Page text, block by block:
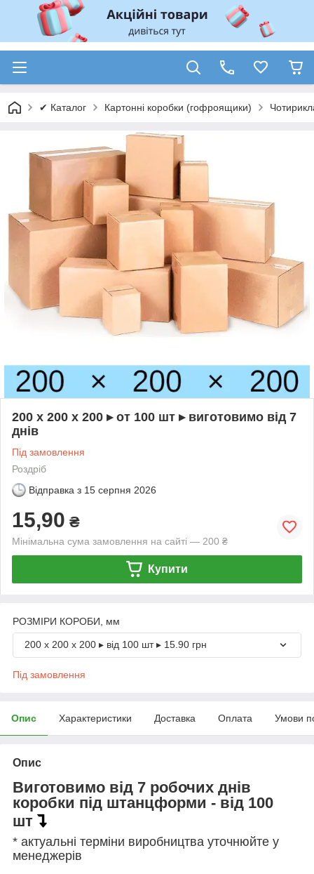
✔ Каталог Картонні коробки (гофроящики)
200 х 200 х 200 ▸ от 100 шт ▸ виготовимо від 7
днів
Під замовлення
Роздріб
Відправка з 15 серпня 2026
15,90 ₴
Мінімальна сума замовлення на сайті — 200 ₴
Купити
РОЗМІРИ КОРОБИ, мм
200 х 200 х 200 ▸ від 100 шт ▸ 15.90 грн
Під замовлення
Опис Характеристики Доставка Оплата Умови
Опис
Виготовимо від 7 робочих днів
коробки під штанцформи - від 100
шт
* актуальні терміни виробництва уточнюйте у
менеджерів